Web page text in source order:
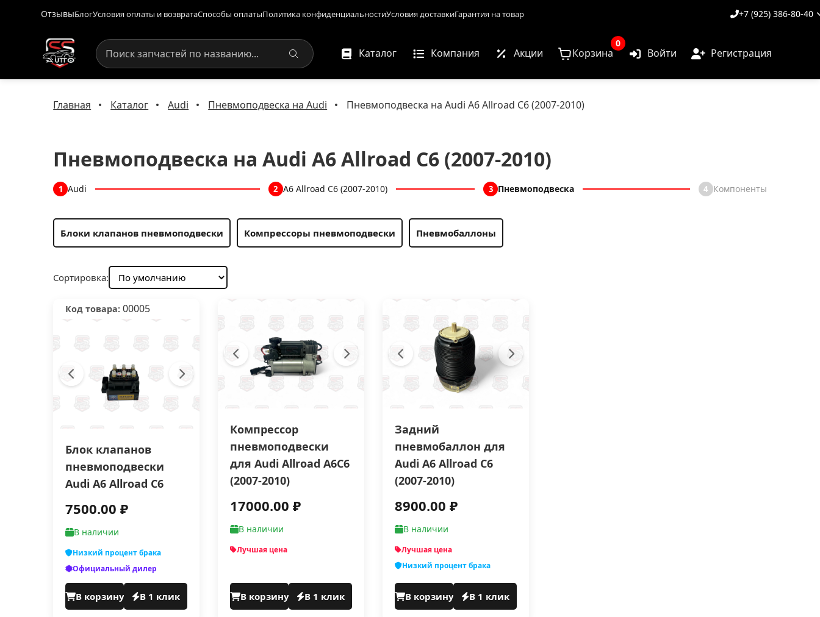
ОтзывыБлогУсловия оплаты и возвратаСпособы оплатыПолитика конфиденциальностиУсловия доставкиГарантия на товар +7 (925) 386-80-40
Каталог Компания Акции Корзина
0
Войти Регистрация
Главная Каталог Audi Пневмоподвеска на Audi Пневмоподвеска на Audi A6 Allroad C6 (2007-2010)
Пневмоподвеска на Audi A6 Allroad C6 (2007-2010)
1 Audi 2 A6 Allroad C6 (2007-2010) 3 Пневмоподвеска 4 Компоненты
Блоки клапанов пневмоподвески Компрессоры пневмоподвески Пневмобаллоны
Сортировка:
Код товара: 00005
Блок клапанов
пневмоподвески
Audi A6 Allroad C6
7500.00 ₽
В наличии
Низкий процент брака
Официальный дилер
В корзину В 1 клик
Компрессор
пневмоподвески
для Audi Allroad A6C6
(2007-2010)
17000.00 ₽
В наличии
Лучшая цена
В корзину В 1 клик
Задний
пневмобаллон для
Audi A6 Allroad C6
(2007-2010)
8900.00 ₽
В наличии
Лучшая цена
Низкий процент брака
В корзину В 1 клик